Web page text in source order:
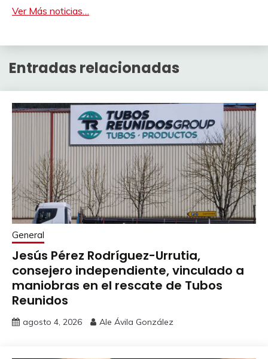
Ver Más noticias…
Entradas relacionadas
General
Jesús Pérez Rodríguez-Urrutia,
consejero independiente, vinculado a
maniobras en el rescate de Tubos
Reunidos
agosto 4, 2026 Ale Ávila González